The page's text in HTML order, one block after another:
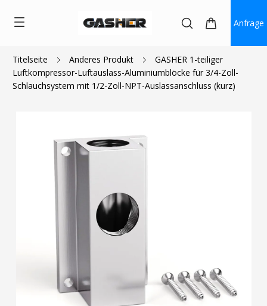
Anfrage
Titelseite Anderes Produkt
GASHER 1-teiliger
Luftkompressor-Luftauslass-Aluminiumblöcke für 3/4-Zoll-
Schlauchsystem mit 1/2-Zoll-NPT-Auslassanschluss (kurz)
$8.00